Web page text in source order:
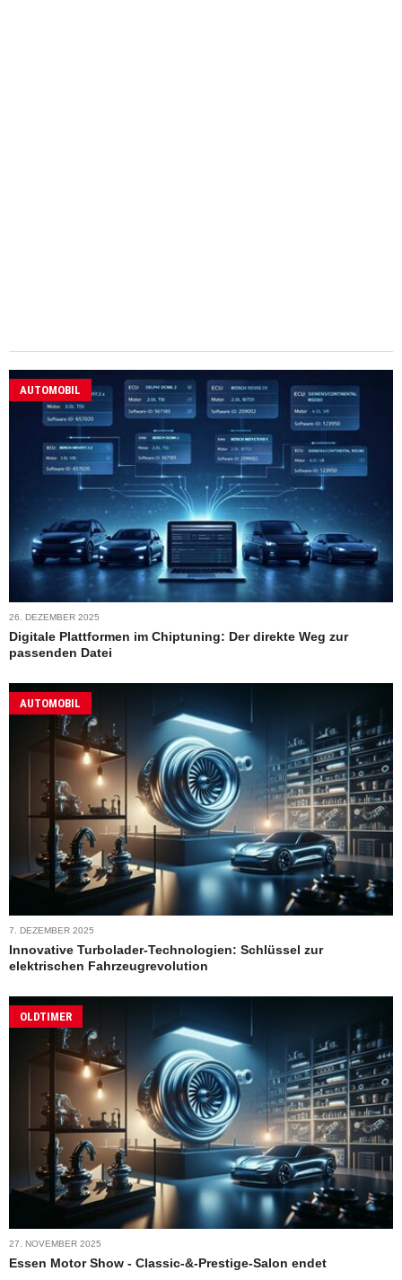
AUTOMOBIL
26. DEZEMBER 2025
Digitale Plattformen im Chiptuning: Der direkte Weg zur
passenden Datei
AUTOMOBIL
7. DEZEMBER 2025
Innovative Turbolader-Technologien: Schlüssel zur
elektrischen Fahrzeugrevolution
OLDTIMER
27. NOVEMBER 2025
Essen Motor Show - Classic-&-Prestige-Salon endet